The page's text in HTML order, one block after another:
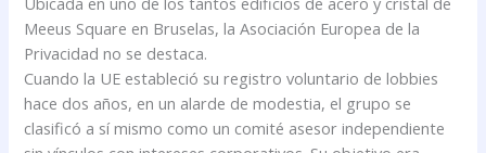
Meeus Square en Bruselas, la Asociación Europea de la
Privacidad no se destaca.
Cuando la UE estableció su registro voluntario de lobbies
hace dos años, en un alarde de modestia, el grupo se
clasificó a sí mismo como un comité asesor independiente